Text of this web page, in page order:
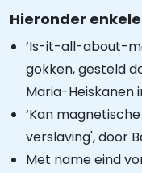
Hieronder
‘Is-it-all-about-
gokken, gesteld
Maria-Heiskanen
‘Kan
verslaving', door
Met name eind